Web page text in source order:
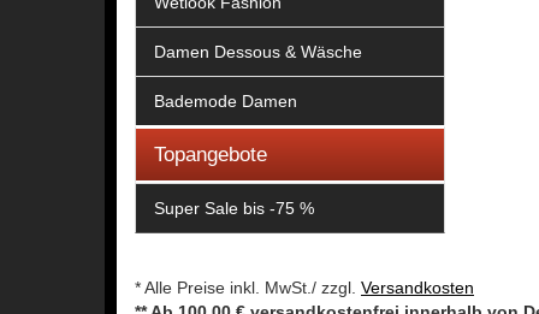
Damen Dessous & Wäsche
Bademode Damen
Topangebote
Super Sale bis -75 %
* Alle Preise inkl. MwSt./ zzgl. Versandkosten